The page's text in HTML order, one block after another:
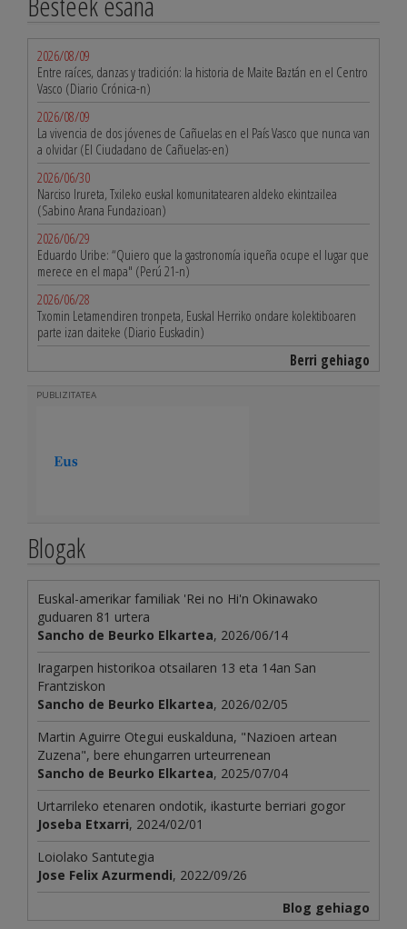
2026/08/09
Entre raíces, danzas y tradición: la historia de Maite Baztán en el Centro
Vasco (Diario Crónica-n)
2026/08/09
La vivencia de dos jóvenes de Cañuelas en el País Vasco que nunca van
a olvidar (El Ciudadano de Cañuelas-en)
2026/06/30
Narciso Irureta, Txileko euskal komunitatearen aldeko ekintzailea
(Sabino Arana Fundazioan)
2026/06/29
Eduardo Uribe: “Quiero que la gastronomía iqueña ocupe el lugar que
merece en el mapa" (Perú 21-n)
2026/06/28
Txomin Letamendiren tronpeta, Euskal Herriko ondare kolektiboaren
parte izan daiteke (Diario Euskadin)
Berri gehiago
PUBLIZITATEA
Blogak
Euskal-amerikar familiak 'Rei no Hi'n Okinawako
guduaren 81 urtera
Sancho de Beurko Elkartea, 2026/06/14
Iragarpen historikoa otsailaren 13 eta 14an San
Frantziskon
Sancho de Beurko Elkartea, 2026/02/05
Martin Aguirre Otegui euskalduna, "Nazioen artean
Zuzena", bere ehungarren urteurrenean
Sancho de Beurko Elkartea, 2025/07/04
Urtarrileko etenaren ondotik, ikasturte berriari gogor
Joseba Etxarri, 2024/02/01
Loiolako Santutegia
Jose Felix Azurmendi, 2022/09/26
Blog gehiago